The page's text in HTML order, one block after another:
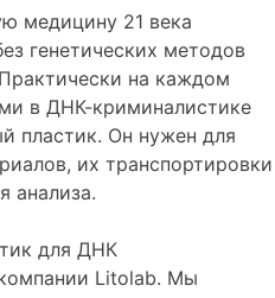
медицину 21 века
генетических методов
на каждом
в ДНК-криминалистике
пластик. Он нужен для
их транспортировки
анализа.
для ДНК
Litolab. Мы